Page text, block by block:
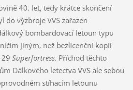
40. let, tedy krátce skončení
do výzbroje VVS zařazen
bombardovací letoun typu
jiným, než bezlicenční kopií
Superfortress. Příchod těchto
Dálkového letectva VVS ale sebou
stíhacím letounu